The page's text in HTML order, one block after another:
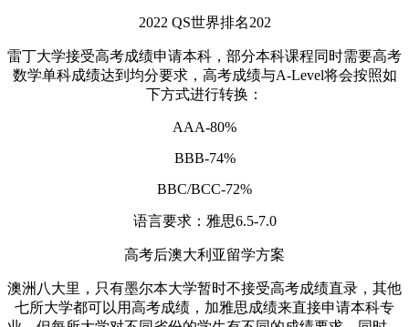
2022 QS世界排名202
雷丁大学接受高考成绩申请本科，部分本科课程同时需要高考
数学单科成绩达到均分要求，高考成绩与A-Level将会按照如
下方式进行转换：
AAA-80%
BBB-74%
BBC/BCC-72%
语言要求：雅思6.5-7.0
高考后澳大利亚留学方案
澳洲八大里，只有墨尔本大学暂时不接受高考成绩直录，其他
七所大学都可以用高考成绩，加雅思成绩来直接申请本科专